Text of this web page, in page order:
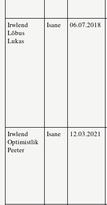
Irwlend
Lõbus
Lukas
Isane 06.07.2018
Irwlend
Optimistlik
Peeter
Isane 12.03.2021